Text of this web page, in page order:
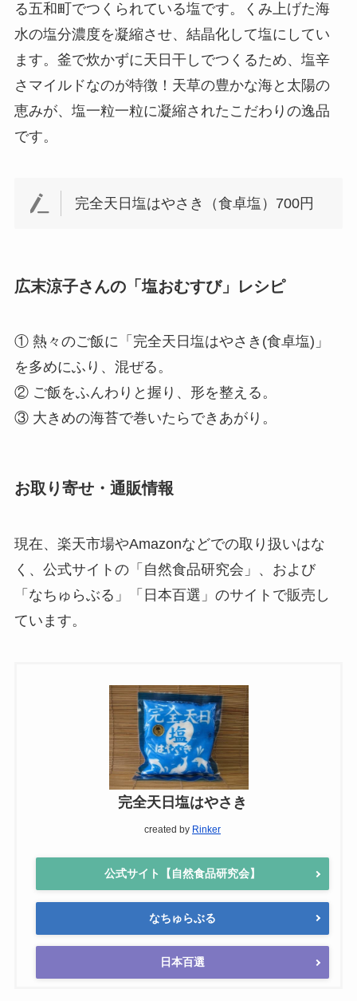
る五和町でつくられている塩です。くみ上げた海
水の塩分濃度を凝縮させ、結晶化して塩にしてい
ます。釜で炊かずに天日干しでつくるため、塩辛
さマイルドなのが特徴！天草の豊かな海と太陽の
恵みが、塩一粒一粒に凝縮されたこだわりの逸品
です。
完全天日塩はやさき（食卓塩）700円
広末涼子さんの「塩おむすび」レシピ
① 熱々のご飯に「完全天日塩はやさき(食卓塩)」
を多めにふり、混ぜる。
② ご飯をふんわりと握り、形を整える。
③ 大きめの海苔で巻いたらできあがり。
お取り寄せ・通販情報
現在、楽天市場やAmazonなどでの取り扱いはな
く、公式サイトの「自然食品研究会」、および
「なちゅらぶる」「日本百選」のサイトで販売し
ています。
完全天日塩はやさき
created by Rinker
公式サイト【自然食品研究会】
なちゅらぶる
日本百選